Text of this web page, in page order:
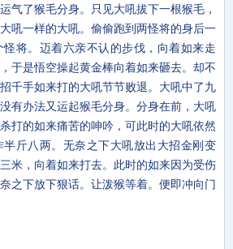
气了猴毛分身。只见大吼拔下一根猴毛，
吼一样的大吼。偷偷跑到两怪将的身后一
将。迈着六亲不认的步伐，向着如来走
于是悟空操起黄金棒向着如来砸去。却不
千手如来打的大吼节节败退。大吼中了九
有办法又运起猴毛分身。分身在前，大吼
打的如来痛苦的呻吟，可此时的大吼依然
斤八两。无奈之下大吼放出大招金刚变
米，向着如来打去。此时的如来因为受伤
之下放下狠话。让泼猴等着。便即冲向门